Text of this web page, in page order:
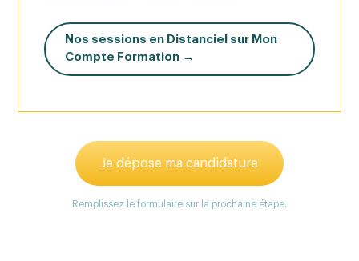
Nos sessions en Distanciel sur Mon
Compte Formation →
Je dépose ma candidature
Remplissez le formulaire sur la prochaine étape.